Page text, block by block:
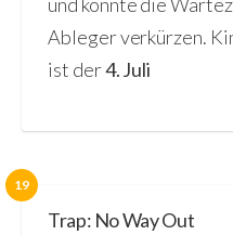
Ableger verkürzen.
ist der4. Juli
19
Trap: No Way Out